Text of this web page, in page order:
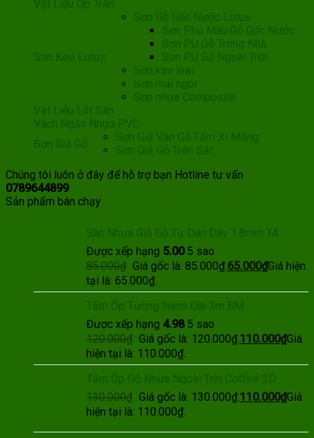
Vật Liệu Ốp Trần
Sơn Keo Lotus
Sơn Gỗ Gốc Nước Lotus
Sơn Phủ Màu Gỗ Gốc Nước
Sơn PU Gỗ Trong Nhà
Sơn PU Gỗ Ngoài Trời
Sơn kim loại
Sơn mái ngói
Sơn nhựa Composite
Vật Liệu Lót Sàn
Vách Ngăn Nhựa PVC
Sơn Giả Gỗ
Sơn Giả Vân Gỗ Tấm Xi Măng
Sơn Giả Gỗ Trên Sắt
Chúng tôi luôn ở đây để hỗ trợ bạn Hotline tư vấn
0789644899
Sản phẩm bán chạy
Sàn Nhựa Giả Gỗ Tự Dán Dày 1.8mm TA
Được xếp hạng 5.005 sao
85.000₫ Giá gốc là: 85.000₫.65.000₫Giá hiện
tại là: 65.000₫.
Tấm Ốp Tường Nano Dài 3m BM
Được xếp hạng 4.985 sao
120.000₫ Giá gốc là: 120.000₫.110.000₫Giá
hiện tại là: 110.000₫.
Tấm Ốp Gỗ Nhựa Ngoài Trời Coffee 2D
130.000₫ Giá gốc là: 130.000₫.110.000₫Giá
hiện tại là: 110.000₫.